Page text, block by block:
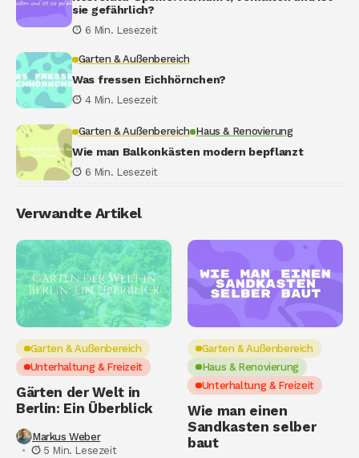
sie gefährlich?
6 Min. Lesezeit
Garten & Außenbereich
Was fressen Eichhörnchen?
4 Min. Lesezeit
Garten & Außenbereich Haus & Renovierung
Wie man Balkonkästen modern bepflanzt
6 Min. Lesezeit
Verwandte Artikel
Garten & Außenbereich
Unterhaltung & Freizeit
Gärten der Welt in
Berlin: Ein Überblick
Markus Weber
5 Min. Lesezeit
Garten & Außenbereich
Haus & Renovierung
Unterhaltung & Freizeit
Wie man einen
Sandkasten selber
baut